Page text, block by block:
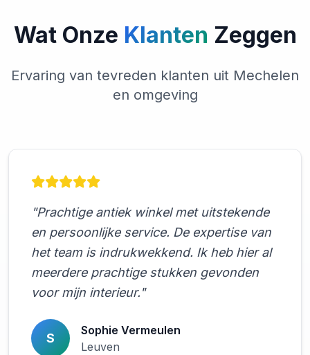
Wat Onze Klanten Zeggen
Ervaring van tevreden klanten uit Mechelen
en omgeving
"Prachtige antiek winkel met uitstekende
en persoonlijke service. De expertise van
het team is indrukwekkend. Ik heb hier al
meerdere prachtige stukken gevonden
voor mijn interieur."
S
Sophie Vermeulen
Leuven